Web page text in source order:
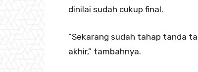
dinilai sudah cukup final.
“Sekarang sudah tahap tanda
akhir,” tambahnya.